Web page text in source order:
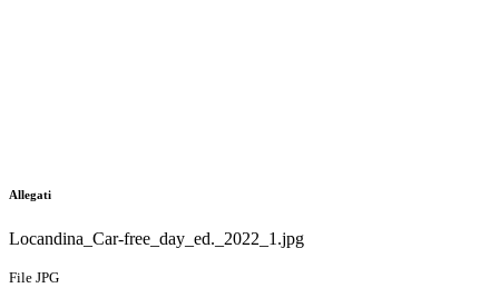
Allegati
Locandina_Car-free_day_ed._2022_1.jpg
File JPG